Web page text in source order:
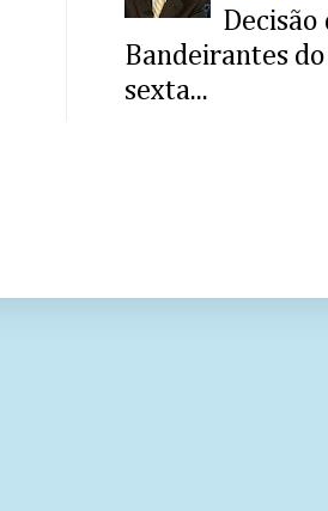
Decisão
Bandeirantes
sexta...